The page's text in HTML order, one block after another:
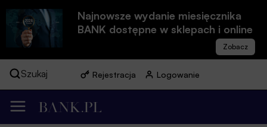
Najnowsze wydanie miesięcznika
BANK dostępne w sklepach i online
Szukaj Rejestracja Logowanie